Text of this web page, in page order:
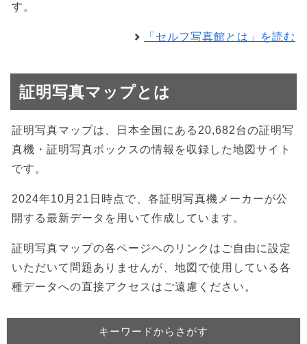
す。
「セルフ写真館とは」を読む
証明写真マップとは
証明写真マップは、日本全国にある20,682台の証明写
真機・証明写真ボックスの情報を収録した地図サイト
です。
2024年10月21日時点で、各証明写真機メーカーが公
開する最新データを用いて作成しています。
証明写真マップの各ページヘのリンクはご自由に設定
いただいて問題ありませんが、地図で使用している各
種データへの直接アクセスはご遠慮ください。
キーワードからさがす